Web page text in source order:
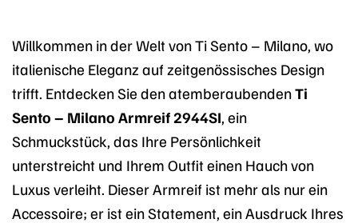
Willkommen in der Welt von Ti Sento – Milano, wo
italienische Eleganz auf zeitgenössisches Design
trifft. Entdecken Sie den atemberaubendenTi
Sento – Milano Armreif 2944SI , ein
Schmuckstück, das Ihre Persönlichkeit
unterstreicht und Ihrem Outfit einen Hauch von
Luxus verleiht. Dieser Armreif ist mehr als nur ein
Accessoire; er ist ein Statement, ein Ausdruck Ihres